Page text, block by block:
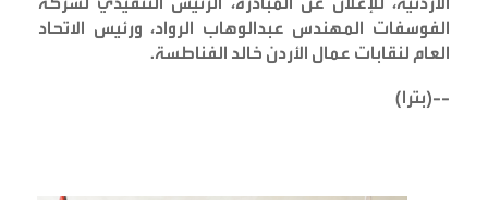
الفوسفات المهندس عبدالوهاب الرواد، ورئيس الاتحاد
العام لنقابات عمال الأردن خالد الفناطسة.
--(بترا)